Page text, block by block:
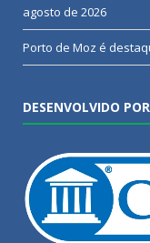
agosto de 2026
Porto de Moz é
DESENVOLVIDO